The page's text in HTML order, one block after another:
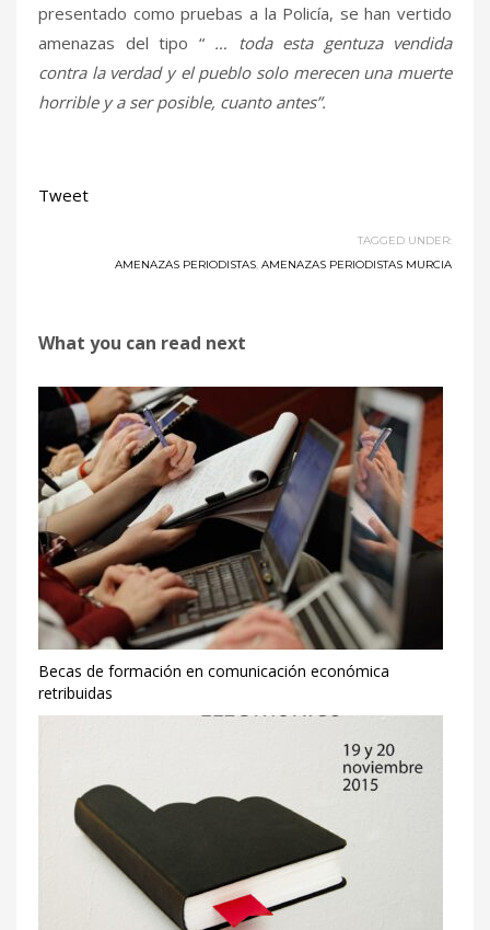
presentado como pruebas a la Policía, se han vertido
amenazas del tipo “ … toda esta gentuza vendida
contra la verdad y el pueblo solo merecen una muerte
horrible y a ser posible, cuanto antes”.
Tweet
TAGGED UNDER:
AMENAZAS PERIODISTAS, AMENAZAS PERIODISTAS MURCIA
What you can read next
Becas de formación en comunicación económica
retribuidas